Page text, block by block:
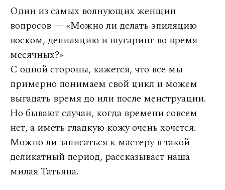
Один из самых волнующих женщин
вопросов — «Можно ли делать эпиляцию
воском, депиляцию и шугаринг во время
месячных?»
С одной стороны, кажется, что все мы
примерно понимаем свой цикл и можем
выгадать время до или после менструации.
Но бывают случаи, когда времени совсем
нет, а иметь гладкую кожу очень хочется.
Можно ли записаться к мастеру в такой
деликатный период, рассказывает наша
милая Татьяна.